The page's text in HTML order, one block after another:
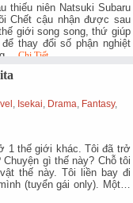
thiếu niên Natsuki Subaru
Chết cậu nhận được sau
giới song song, thứ giúp
thay đổi số phận nghiệt
Chi Tiết.
Isekai Drama Fantasy,
1 thế giới khác. Tôi đã trở
gì thế này? Chỗ tôi
thế này. Tôi liền bay đi
(tuyển gái only). Một…